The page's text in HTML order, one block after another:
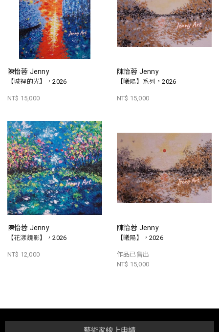
陳怡蓉 Jenny
【城裡的光】，2026
NT$ 15,000
陳怡蓉 Jenny
【曦陽】系列，2026
NT$ 15,000
陳怡蓉 Jenny
【花漾鏡影】，2026
NT$ 12,000
陳怡蓉 Jenny
【曦陽】，2026
作品已售出
NT$ 15,000